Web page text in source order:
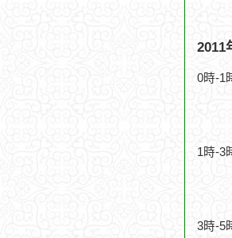
2011
0時-1
1時-3
3時-5